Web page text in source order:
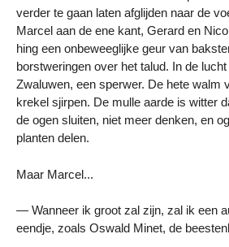
verder te gaan laten afglijden naar de
Marcel aan de ene kant, Gerard en
hing een onbeweeglijke geur van
borstweringen over het talud. In de
Zwaluwen, een sperwer. De hete walm
krekel sjirpen. De mulle aarde is witter
de ogen sluiten, niet meer denken, en
planten delen.
Maar Marcel...
— Wanneer ik groot zal zijn, zal ik een
eendje, zoals Oswald Minet, de